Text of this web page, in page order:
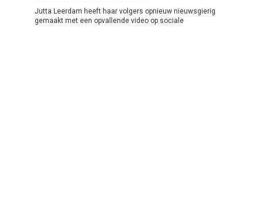
Jutta Leerdam heeft haar volgers opnieuw nieuwsgierig
gemaakt met een opvallende video op sociale